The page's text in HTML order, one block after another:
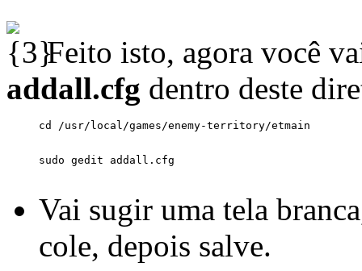
Feito isto, agora você
addall.cfg dentro deste
Vai sugir uma tela
cole, depois salve.